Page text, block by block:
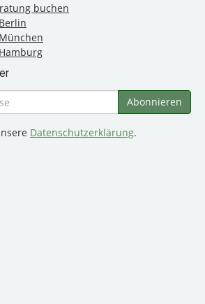
buchen
Datenschutzerklärung.